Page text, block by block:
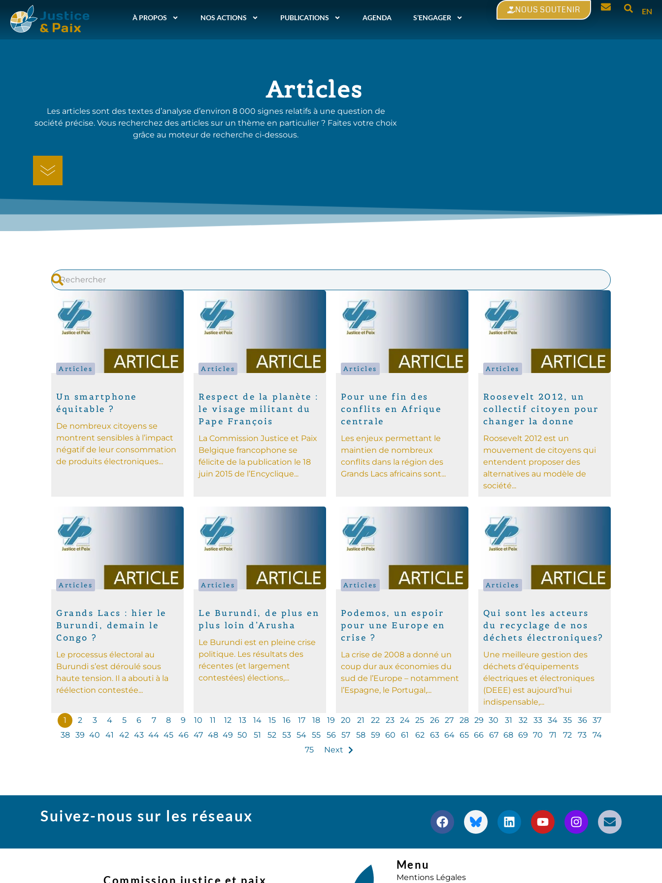
À PROPOS NOS ACTIONS PUBLICATIONS AGENDA S’ENGAGER
NOUS SOUTENIR EN
Articles
Les articles sont des textes d’analyse d’environ 8 000 signes relatifs à une question de
société précise. Vous recherchez des articles sur un thème en particulier ? Faites votre choix
grâce au moteur de recherche ci-dessous.
Articles
Un smartphone
équitable ?
De nombreux citoyens se
montrent sensibles à l’impact
négatif de leur consommation
de produits électroniques...
Articles
Respect de la planète :
le visage militant du
Pape François
La Commission Justice et Paix
Belgique francophone se
félicite de la publication le 18
juin 2015 de l’Encyclique...
Articles
Pour une fin des
conflits en Afrique
centrale
Les enjeux permettant le
maintien de nombreux
conflits dans la région des
Grands Lacs africains sont...
Articles
Roosevelt 2012, un
collectif citoyen pour
changer la donne
Roosevelt 2012 est un
mouvement de citoyens qui
entendent proposer des
alternatives au modèle de
société...
Articles
Grands Lacs : hier le
Burundi, demain le
Congo ?
Le processus électoral au
Burundi s’est déroulé sous
haute tension. Il a abouti à la
réélection contestée...
Articles
Le Burundi, de plus en
plus loin d’Arusha
Le Burundi est en pleine crise
politique. Les résultats des
récentes (et largement
contestées) élections,...
Articles
Podemos, un espoir
pour une Europe en
crise ?
La crise de 2008 a donné un
coup dur aux économies du
sud de l’Europe – notamment
l’Espagne, le Portugal,...
Articles
Qui sont les acteurs
du recyclage de nos
déchets électroniques?
Une meilleure gestion des
déchets d’équipements
électriques et électroniques
(DEEE) est aujourd’hui
indispensable,...
1
2 3 4 5 6 7 8 9 10 11 12 13 14 15 16 17 18 19 20 21 22 23 24 25 26 27 28 29 30 31 32 33 34 35 36
37
38
39 40 41 42 43 44 45 46 47 48 49 50 51 52 53 54 55 56 57 58 59 60 61 62 63 64 65 66 67 68 69 70 71 72 73
74
75
Next
Suivez-nous sur les réseaux
Commission justice et paix
Menu
Mentions Légales